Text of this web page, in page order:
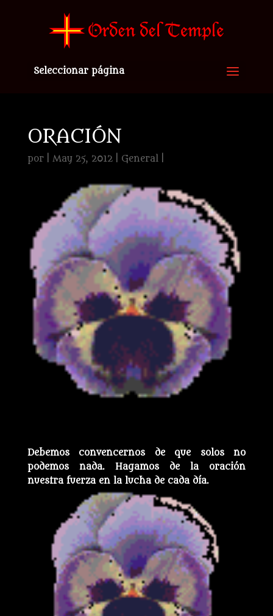
Seleccionar página
ORACIÓN
por May 25, 2012| General|
Debemos convencernos de que solos no
podemos nada. Hagamos de la oración
nuestra fuerza en la lucha de cada día.